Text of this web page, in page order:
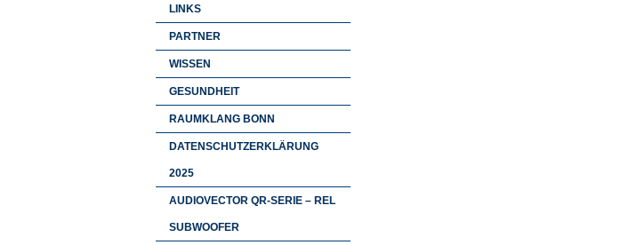
LINKS
PARTNER
WISSEN
GESUNDHEIT
RAUMKLANG BONN
DATENSCHUTZERKLÄRUNG
2025
AUDIOVECTOR QR-SERIE – REL
SUBWOOFER